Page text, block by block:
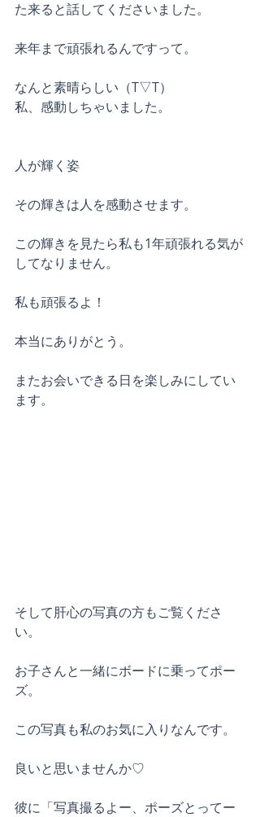
た来ると話してくださいました。
来年まで頑張れるんですって。
なんと素晴らしい（T▽T）
私、感動しちゃいました。
人が輝く姿
その輝きは人を感動させます。
この輝きを見たら私も1年頑張れる気が
してなりません。
私も頑張るよ！
本当にありがとう。
またお会いできる日を楽しみにしてい
ます。
そして肝心の写真の方もご覧くださ
い。
お子さんと一緒にボードに乗ってポー
ズ。
この写真も私のお気に入りなんです。
良いと思いませんか♡
彼に「写真撮るよー、ポーズとってー